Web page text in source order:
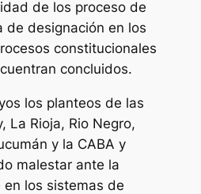
de los proceso de
de designación en los
constitucionales
concluidos.
los planteos de las
La Rioja, Rio Negro,
y la CABA y
malestar ante la
los sistemas de